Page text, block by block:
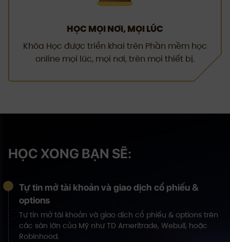
HỌC MỌI NƠI, MỌI LÚC
Khóa Học được triển khai trên Phần mềm học
online mọi lúc, mọi nơi, trên mọi thiết bị.
HỌC XONG BẠN SẼ:
Tự tin mở tài khoản và giao dịch cổ phiếu &
options
Tự tin mở tài khoản và giao dịch cổ phiếu & options trên
các sàn lớn của Mỹ như TD Ameritrade, Webull, hoặc
Robinhood.